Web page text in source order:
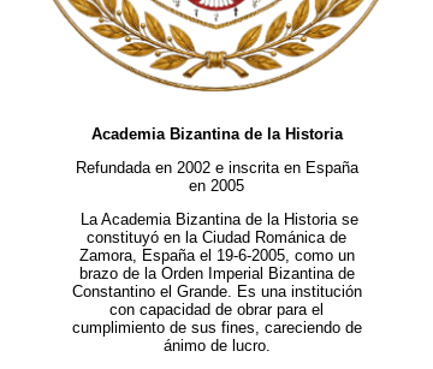
Academia Bizantina de la Historia
Refundada en 2002 e inscrita en España
en 2005
La Academia Bizantina de la Historia se
constituyó en la Ciudad Románica de
Zamora, España el 19-6-2005, como un
brazo de la Orden Imperial Bizantina de
Constantino el Grande. Es una institución
con capacidad de obrar para el
cumplimiento de sus fines, careciendo de
ánimo de lucro.